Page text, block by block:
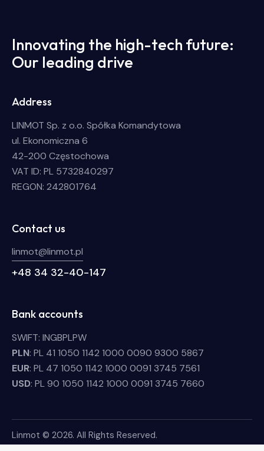
Innovating the high-tech future:
Our leading drive
Address
LINMOT Sp. z o.o. Spółka Komandytowa
ul. Ekonomiczna 6
42-200 Częstochowa
VAT ID: PL 5732840297
REGON: 242801764
Contact us
linmot@linmot.pl
+48 34 32-40-147
Bank accounts
SWIFT: INGBPLPW
PLN: PL 41 1050 1142 1000 0090 9300 5867
EUR: PL 47 1050 1142 1000 0091 3745 7561
USD: PL 90 1050 1142 1000 0091 3745 7660
Linmot © 2026. All Rights Reserved.